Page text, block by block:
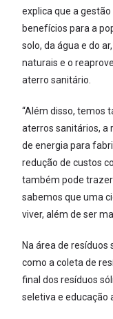
explica que a
benefícios para a
solo, da água e do
naturais e o
aterro sanitário.
“Além disso, temos
aterros sanitários, a
de energia para
redução de custos
também pode
sabemos que uma
viver, além de ser
Na área de resíduos
como a coleta de
final dos resíduos
seletiva e educação